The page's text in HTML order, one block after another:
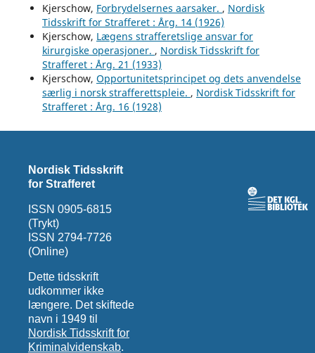
Kjerschow, Forbrydelsernes aarsaker. , Nordisk
Tidsskrift for Strafferet : Årg. 14 (1926)
Kjerschow, Lægens strafferetslige ansvar for
kirurgiske operasjoner. , Nordisk Tidsskrift for
Strafferet : Årg. 21 (1933)
Kjerschow, Opportunitetsprincipet og dets anvendelse
særlig i norsk strafferettspleie. , Nordisk Tidsskrift for
Strafferet : Årg. 16 (1928)
Nordisk Tidsskrift
for Strafferet
ISSN 0905-6815
(Trykt)
ISSN 2794-7726
(Online)
Dette tidsskrift
udkommer ikke
længere. Det skiftede
navn i 1949 til
Nordisk Tidsskrift for
Kriminalvidenskab.